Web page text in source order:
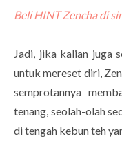
Beli HINT Zencha di
Jadi, jika kalian juga
untuk mereset diri,
semprotannya
tenang, seolah-olah
di tengah kebun teh